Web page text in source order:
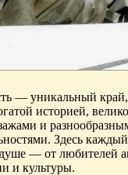
— уникальный
историей,
и
Здесь
— от любителей
и культуры.